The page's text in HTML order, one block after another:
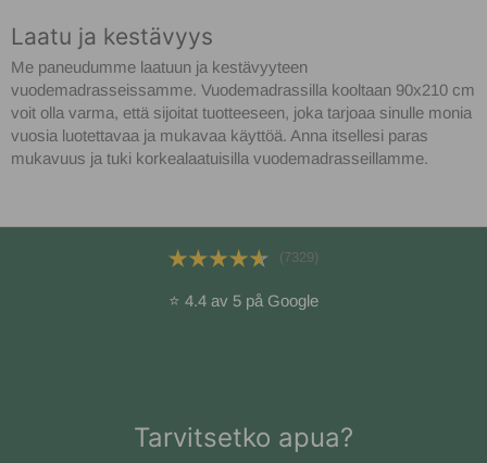
Laatu ja kestävyys
Me paneudumme laatuun ja kestävyyteen
vuodemadrasseissamme. Vuodemadrassilla kooltaan 90x210 cm
voit olla varma, että sijoitat tuotteeseen, joka tarjoaa sinulle monia
vuosia luotettavaa ja mukavaa käyttöä. Anna itsellesi paras
mukavuus ja tuki korkealaatuisilla vuodemadrasseillamme.
(7329)
⭐ 4.4 av 5 på Google
Tarvitsetko apua?